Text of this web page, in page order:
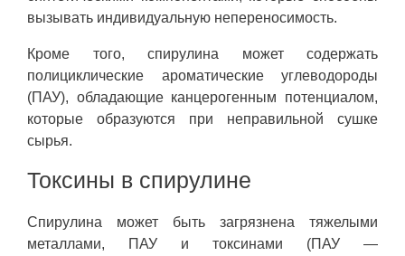
вызывать индивидуальную непереносимость.
Кроме того, спирулина может содержать
полициклические ароматические углеводороды
(ПАУ), обладающие канцерогенным потенциалом,
которые образуются при неправильной сушке
сырья.
Токсины в спирулине
Спирулина может быть загрязнена тяжелыми
металлами, ПАУ и токсинами (ПАУ —